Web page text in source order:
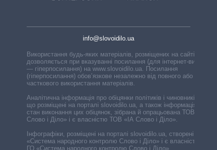
info@slovoidilo.ua
Використання будь-яких матеріалів, розміщених на сайті,
дозволяється при вказуванні посилання (для інтернет-видань
— гіперпосилання) на www.slovoidilo.ua. Посилання
(гіперпосилання) обов’язкове незалежно від повного або
часткового використання матеріалів.
Аналітична інформація про обіцянки політиків і чиновників,
що розміщені на порталі slovoidilo.ua, а також інформація про
стан виконання цих обіцянок, зібрана й опрацьована ТОВ «ІА
Слово і Діло» і є власністю ТОВ «ІА Слово і Діло».
Інфографіки, розміщені на порталі slovoidilo.ua, створені ГО
«Система народного контролю Слово і Діло» і є власністю
ГО «Система народного контролю Слово і Діло».